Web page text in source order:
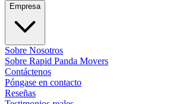
Empresa
Sobre Nosotros
Sobre Rapid Panda Movers
Contáctenos
Póngase en contacto
Reseñas